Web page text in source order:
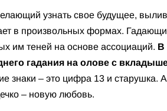
узнать свое будущее,
в произвольных формах.
им теней на основе ассоциаций. В
гадания на олове с
знаки – это цифра 13 и старушка.
– новую любовь.